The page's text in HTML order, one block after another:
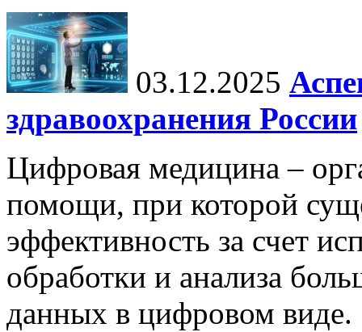
03.12.2025
здравоохранения России
Цифровая медицина –
помощи, при которой
эффективность за счет
обработки и анализа
данных в цифровом виде.